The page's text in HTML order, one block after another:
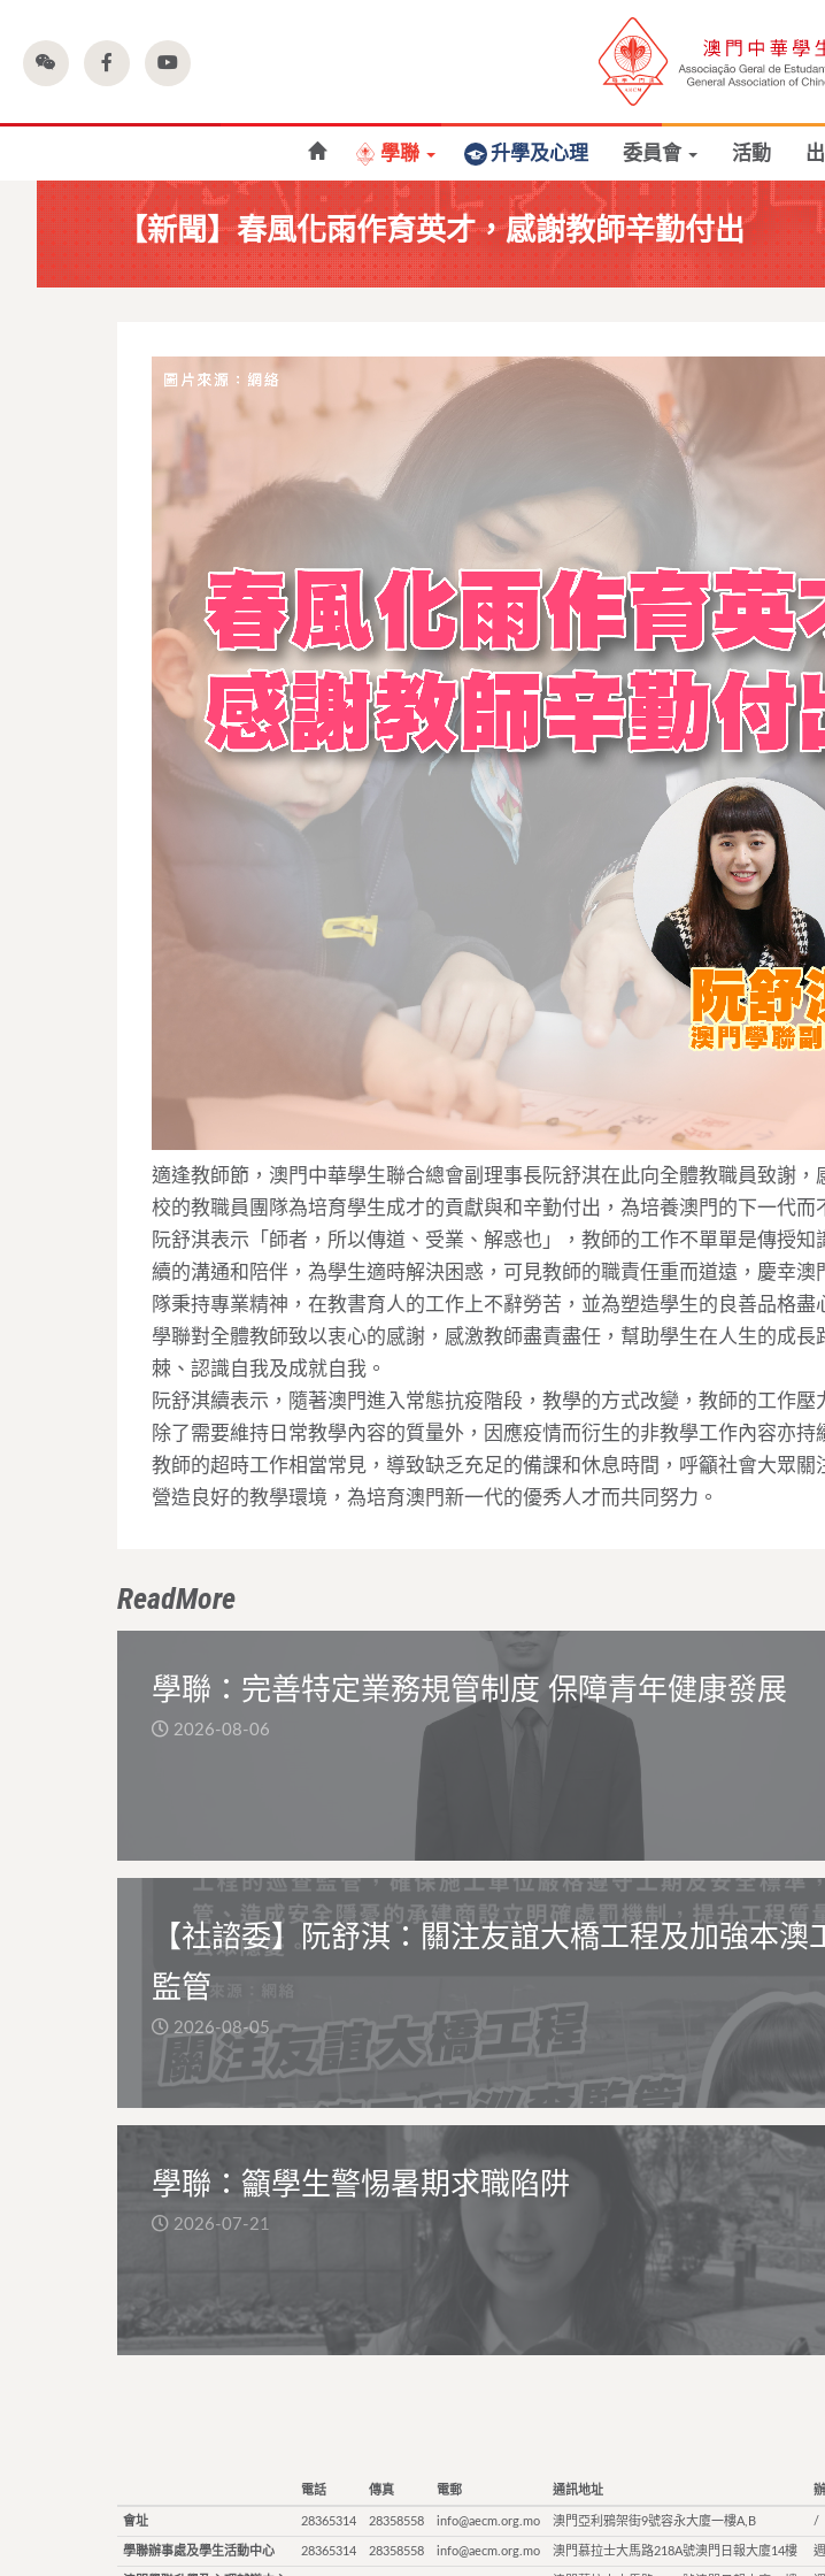
學聯 升學及心理 委員會 活動
【新聞】春風化雨作育英才，感謝教師辛勤付出
適逢教師節，澳門中華學生聯合總會副理事長阮舒淇在此向全體教職員致謝，
校的教職員團隊為培育學生成才的貢獻與和辛勤付出，為培養澳門的下一代而
阮舒淇表示「師者，所以傳道、受業、解惑也」，教師的工作不單單是傳授知
續的溝通和陪伴，為學生適時解決困惑，可見教師的職責任重而道遠，慶幸澳
隊秉持專業精神，在教書育人的工作上不辭勞苦，並為塑造學生的良善品格盡
學聯對全體教師致以衷心的感謝，感激教師盡責盡任，幫助學生在人生的成長
棘、認識自我及成就自我。
阮舒淇續表示，隨著澳門進入常態抗疫階段，教學的方式改變，教師的工作壓
除了需要維持日常教學內容的質量外，因應疫情而衍生的非教學工作內容亦持
教師的超時工作相當常見，導致缺乏充足的備課和休息時間，呼籲社會大眾關
營造良好的教學環境，為培育澳門新一代的優秀人才而共同努力。
ReadMore
學聯：完善特定業務規管制度 保障青年健康發展
2026-08-06
【社諮委】阮舒淇：關注友誼大橋工程及加強本澳
監管
2026-08-05
學聯：籲學生警惕暑期求職陷阱
2026-07-21
電話 傳真 電郵 通訊地址
會址 28365314 28358558 info@aecm.org.mo 澳門亞利鴉架街9號容永大廈一樓A,B /
學聯辦事處及學生活動中心 28365314 28358558 info@aecm.org.mo 澳門慕拉士大馬路218A號澳門日報大廈14樓